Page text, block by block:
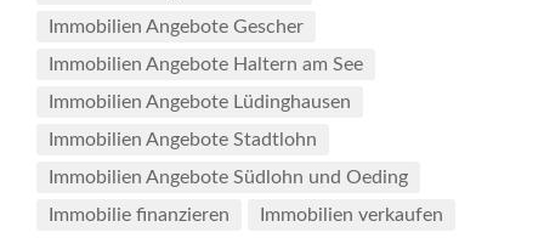
Immobilien Angebote Gescher
Immobilien Angebote Haltern am See
Immobilien Angebote Lüdinghausen
Immobilien Angebote Stadtlohn
Immobilien Angebote Südlohn und Oeding
Immobilie finanzieren
Immobilien verkaufen